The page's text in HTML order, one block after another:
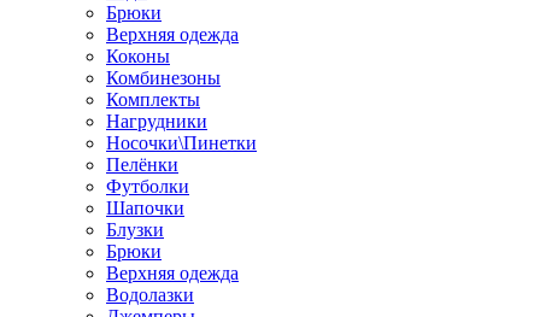
Брюки
Верхняя одежда
Коконы
Комбинезоны
Комплекты
Нагрудники
Носочки\Пинетки
Пелёнки
Футболки
Шапочки
Блузки
Брюки
Верхняя одежда
Водолазки